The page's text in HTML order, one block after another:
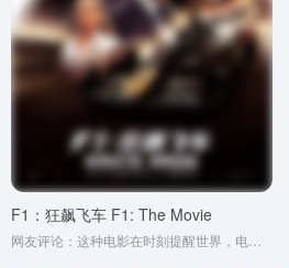
F1：狂飙飞车 F1: The Movie